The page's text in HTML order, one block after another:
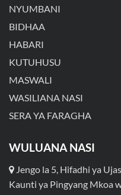
NYUMBANI
BIDHAA
HABARI
KUTUHUSU
MASWALI
WASILIANA NASI
SERA YA FARAGHA
WULUANA NASI
Jengo la 5, Hifadhi ya
Kaunti ya Pingyang Mkoa